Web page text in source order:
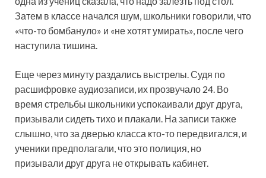
Затем в классе начался шум, школьники говорили, что
«что-то бомбануло» и «не хотят умирать», после чего
наступила тишина.
Еще через минуту раздались выстрелы. Судя по
расшифровке аудиозаписи, их прозвучало 24. Во
время стрельбы школьники успокаивали друг друга,
призывали сидеть тихо и плакали. На записи также
слышно, что за дверью класса кто-то передвигался, и
ученики предполагали, что это полиция, но
призывали друг друга не открывать кабинет.